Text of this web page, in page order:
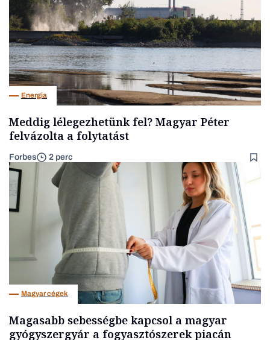
Energia
Meddig lélegezhetünk fel? Magyar Péter
felvázolta a folytatást
Forbes 2 perc
Magyar cégek
Magasabb sebességbe kapcsol a magyar
gyógyszergyár a fogyasztószerek piacán